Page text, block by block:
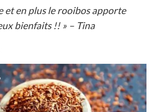
et en plus le rooibos apporte
bienfaits !!» – Tina